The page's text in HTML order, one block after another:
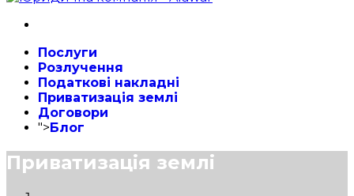
Послуги
Розлучення
Податкові накладні
Приватизація землі
Договори
">Блог
Приватизація землі